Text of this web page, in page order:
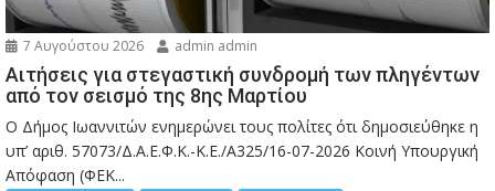
7 Αυγούστου 2026 admin admin
Αιτήσεις για στεγαστική συνδρομή των πληγέντων
από τον σεισμό της 8ης Μαρτίου
Ο Δήμος Ιωαννιτών ενημερώνει τους πολίτες ότι δημοσιεύθηκε η
υπ’ αριθ. 57073/Δ.Α.Ε.Φ.Κ.-Κ.Ε./Α325/16-07-2026 Κοινή Υπουργική
Απόφαση (ΦΕΚ...